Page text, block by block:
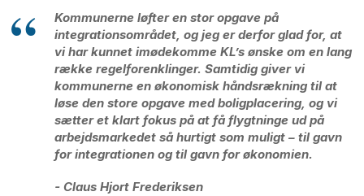
Kommunerne løfter en stor opgave på
integrationsområdet, og jeg er derfor glad for, at
vi har kunnet imødekomme KL’s ønske om en lang
række regelforenklinger. Samtidig giver vi
kommunerne en økonomisk håndsrækning til at
løse den store opgave med boligplacering, og vi
sætter et klart fokus på at få flygtninge ud på
arbejdsmarkedet så hurtigt som muligt – til gavn
for integrationen og til gavn for økonomien.
- Claus Hjort Frederiksen